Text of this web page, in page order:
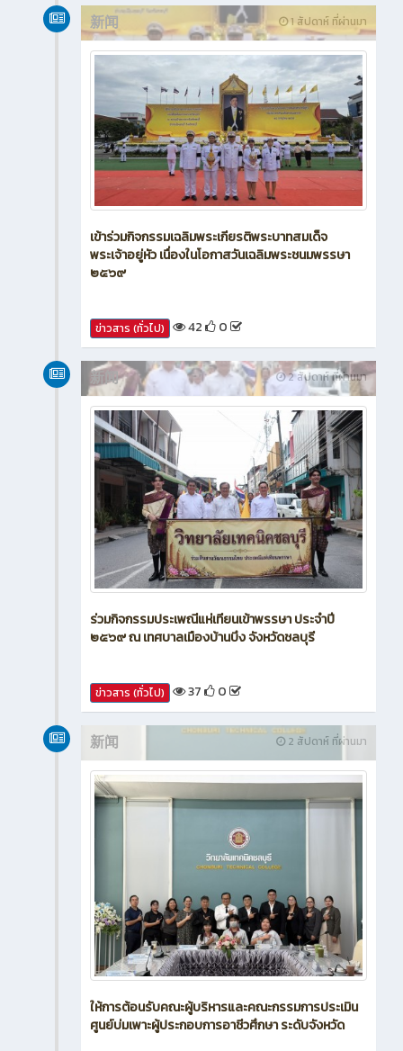
1 สัปดาห์ ที่ผ่านมา
新闻
เข้าร่วมกิจกรรมเฉลิมพระเกียรติพระบาทสมเด็จ
พระเจ้าอยู่หัว เนื่องในโอกาสวันเฉลิมพระชนมพรรษา
๒๕๖๙
ข่าวสาร (ทั่วไป) 42 0
2 สัปดาห์ ที่ผ่านมา
新闻
ร่วมกิจกรรมประเพณีแห่เทียนเข้าพรรษา ประจำปี
๒๕๖๙ ณ เทศบาลเมืองบ้านบึง จังหวัดชลบุรี
ข่าวสาร (ทั่วไป) 37 0
2 สัปดาห์ ที่ผ่านมา
新闻
ให้การต้อนรับคณะผู้บริหารและคณะกรรมการประเมิน
ศูนย์บ่มเพาะผู้ประกอบการอาชีวศึกษา ระดับจังหวัด